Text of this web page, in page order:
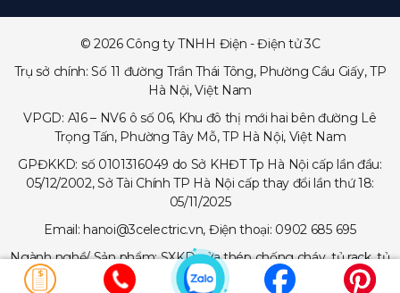
© 2026 Công ty TNHH Điện - Điện tử 3C
Trụ sở chính: Số 11 đường Trần Thái Tông, Phường Cầu Giấy, TP
Hà Nội, Việt Nam
VPGD: A16 – NV6 ô số 06, Khu đô thị mới hai bên đường Lê
Trọng Tấn, Phường Tây Mỗ, TP Hà Nội, Việt Nam
GPĐKKD: số 0101316049 do Sở KHĐT Tp Hà Nội cấp lần đầu:
05/12/2002, Sở Tài Chính TP Hà Nội cấp thay đổi lần thứ 18:
05/11/2025
Email: hanoi@3celectric.vn, Điện thoại: 0902 685 695
Ngành nghề/ Sản phẩm: SXKD cửa thép chống cháy, tủ rack, tủ
trạm viễn thông, tủ điện, thang cáp - máng cáp...